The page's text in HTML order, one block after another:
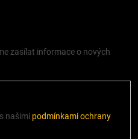
zasílat informace o nových
našimi podmínkami ochrany